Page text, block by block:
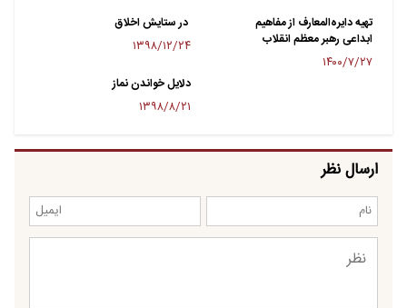
تهیه دایره‌المعارف از مفاهیم
ابداعی رهبر معظم انقلاب
۱۴۰۰/۷/۲۷
در ستایش اخلاق
۱۳۹۸/۱۲/۲۴
دلایل خواندن نماز
۱۳۹۸/۸/۲۱
ارسال نظر